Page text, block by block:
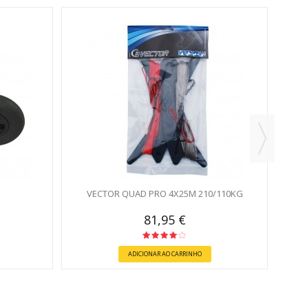
VECTOR QUAD PRO 4X25M 210/110KG
81,95 €
ADICIONAR AO CARRINHO